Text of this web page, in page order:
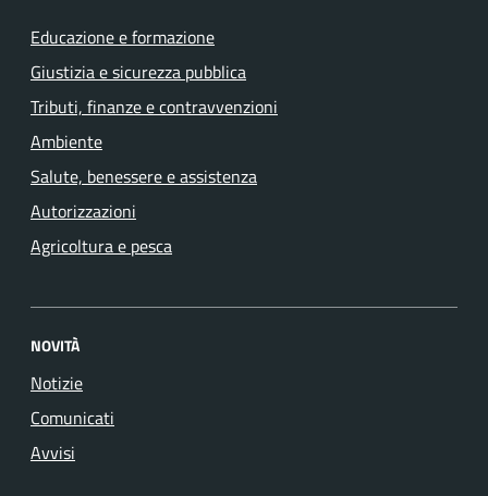
Educazione e formazione
Giustizia e sicurezza pubblica
Tributi, finanze e contravvenzioni
Ambiente
Salute, benessere e assistenza
Autorizzazioni
Agricoltura e pesca
NOVITÀ
Notizie
Comunicati
Avvisi